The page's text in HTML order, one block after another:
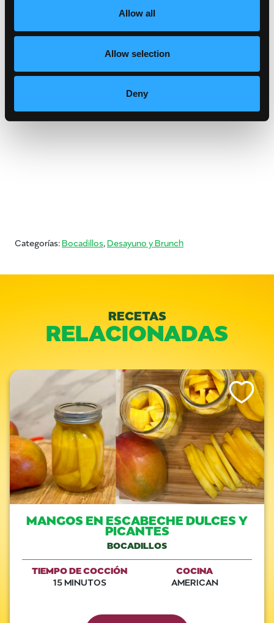
Allow all
Allow selection
Deny
hasta que todos estén completamente
trozos de aguacate o mango. Colóquelo en un
recipiente hasta que esté listo para usar.
Categorías:Bocadillos, Desayuno y Brunch
RECETAS
RELACIONADAS
Like This
MANGOS EN ESCABECHE DULCES Y
PICANTES
BOCADILLOS
TIEMPO DE COCCIÓN
15 MINUTOS
COCINA
AMERICAN